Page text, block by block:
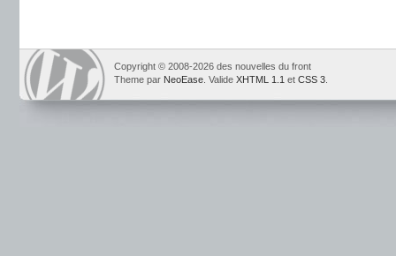
Copyright © 2008-2026 des nouvelles du front
Theme par NeoEase . Valide XHTML 1.1 et CSS 3